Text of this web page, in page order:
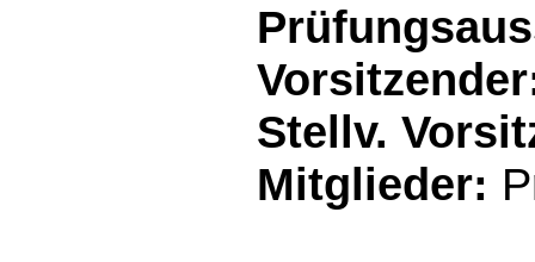
Stellv.
Mitglieder: